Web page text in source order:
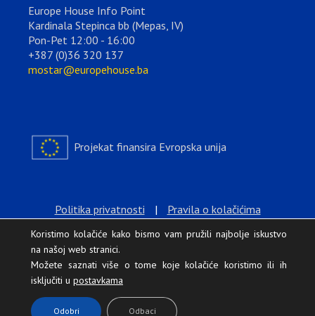
Europe House Info Point
Kardinala Stepinca bb (Mepas, IV)
Pon-Pet 12:00 - 16:00
+387 (0)36 320 137
mostar@europehouse.ba
Projekat finansira Evropska unija
Politika privatnosti | Pravila o kolačićima
Koristimo kolačiće kako bismo vam pružili najbolje iskustvo
na našoj web stranici.
Možete saznati više o tome koje kolačiće koristimo ili ih
isključiti u postavkama
.
Odobri Odbaci